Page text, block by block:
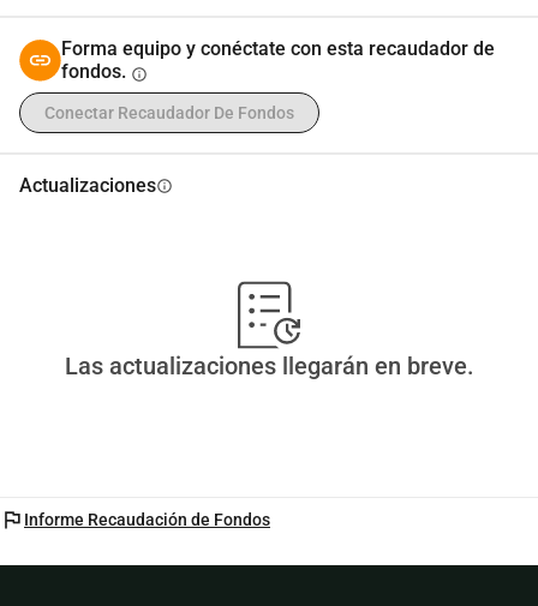
comunidad del MMA en Colombia es una familia unida y
fuerte.
Haz tu Donación Hoy
Forma equipo y conéctate con esta recaudador de
fondos. info
Conectar Recaudador De Fondos
Actualizacionesinfo
Las actualizaciones llegarán en breve.
flag Informe Recaudación de Fondos